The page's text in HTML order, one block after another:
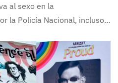
al sexo en la
la Policía Nacional, incluso…